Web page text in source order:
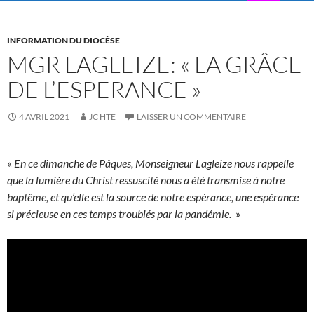
INFORMATION DU DIOCÈSE
MGR LAGLEIZE: « LA GRÂCE
DE L’ESPERANCE »
4 AVRIL 2021 JC HTE LAISSER UN COMMENTAIRE
« En ce dimanche de Pâques, Monseigneur Lagleize nous rappelle
que la lumière du Christ ressuscité nous a été transmise à notre
baptême, et qu’elle est la source de notre espérance, une espérance
si précieuse en ces temps troublés par la pandémie. »